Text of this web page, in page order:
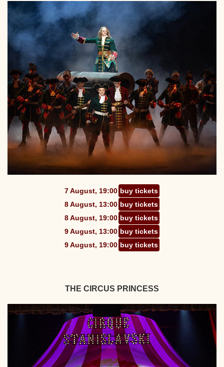
7 August, 19:00 buy tickets
8 August, 13:00 buy tickets
8 August, 19:00 buy tickets
9 August, 13:00 buy tickets
9 August, 19:00 buy tickets
THE CIRCUS PRINCESS